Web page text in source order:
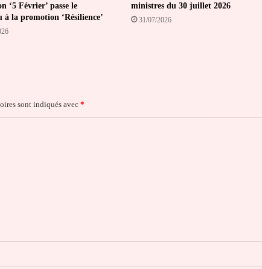
‘5 Février’ passe le
à la promotion ‘Résilience’
ministres du 30 juillet 2026
31/07/2026
sont indiqués avec *